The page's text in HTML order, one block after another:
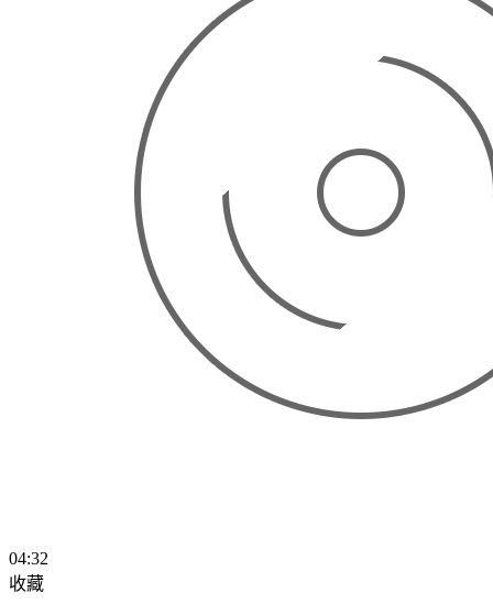
04:32
收藏